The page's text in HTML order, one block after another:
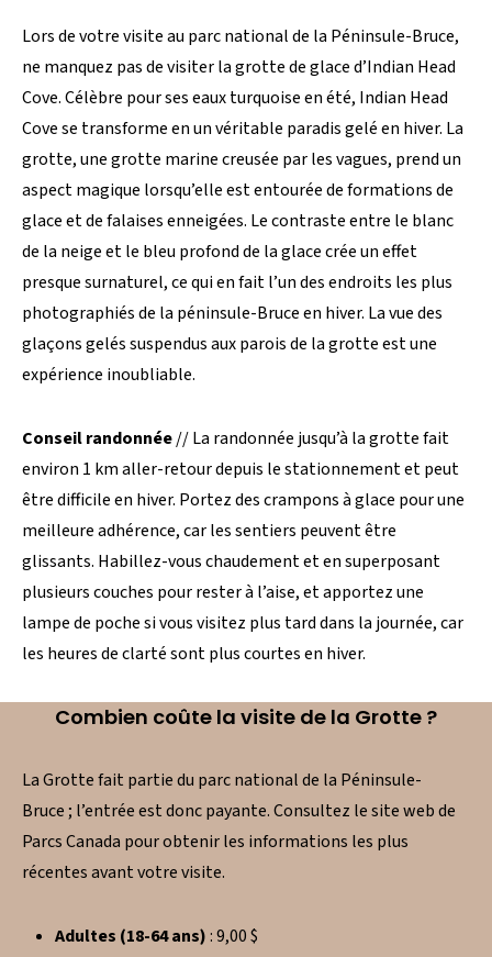
Lors de votre visite au parc national de la Péninsule-Bruce,
ne manquez pas de visiter la grotte de glace d’Indian Head
Cove. Célèbre pour ses eaux turquoise en été, Indian Head
Cove se transforme en un véritable paradis gelé en hiver. La
grotte, une grotte marine creusée par les vagues, prend un
aspect magique lorsqu’elle est entourée de formations de
glace et de falaises enneigées. Le contraste entre le blanc
de la neige et le bleu profond de la glace crée un effet
presque surnaturel, ce qui en fait l’un des endroits les plus
photographiés de la péninsule-Bruce en hiver. La vue des
glaçons gelés suspendus aux parois de la grotte est une
expérience inoubliable.
Conseil randonnée// La randonnée jusqu’à la grotte fait
environ 1 km aller-retour depuis le stationnement et peut
être difficile en hiver. Portez des crampons à glace pour une
meilleure adhérence, car les sentiers peuvent être
glissants. Habillez-vous chaudement et en superposant
plusieurs couches pour rester à l’aise, et apportez une
lampe de poche si vous visitez plus tard dans la journée, car
les heures de clarté sont plus courtes en hiver.
Combien coûte la visite de la Grotte ?
La Grotte fait partie du parc national de la Péninsule-
Bruce ; l’entrée est donc payante. Consultez le site web de
Parcs Canada pour obtenir les informations les plus
récentes avant votre visite.
Adultes (18-64 ans): 9,00 $